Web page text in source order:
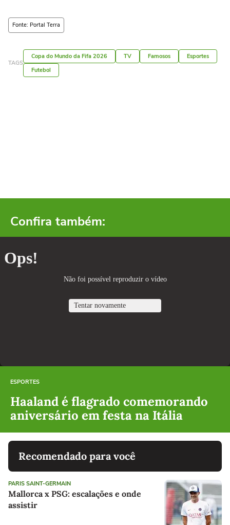
Fonte: Portal Terra
TAGS
Copa do Mundo da Fifa 2026 TV Famosos
Esportes
Futebol
Confira também:
ESPORTES
Haaland é flagrado comemorando
aniversário em festa na Itália
Recomendado para você
PARIS SAINT-GERMAIN
Mallorca x PSG: escalações e onde
assistir